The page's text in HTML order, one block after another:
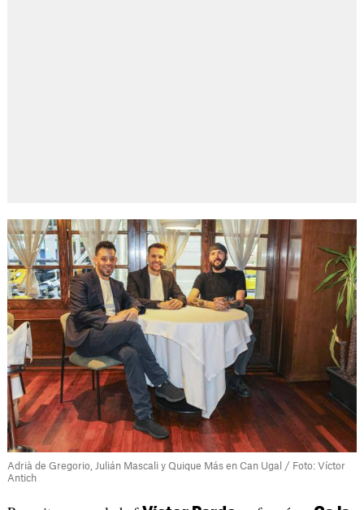
Adrià de Gregorio, Julián Mascali y Quique Más en Can Ugal / Foto: Víctor
Antich